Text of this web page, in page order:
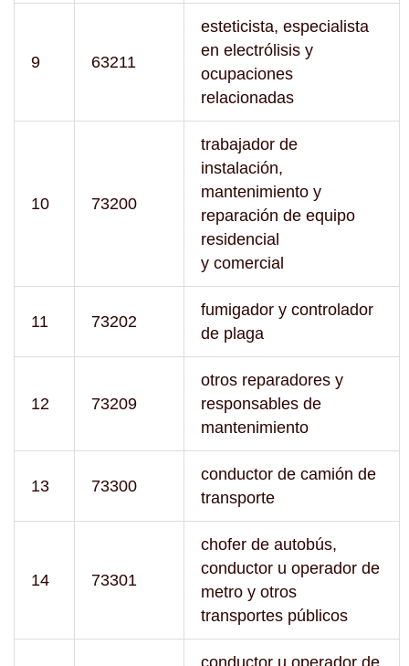
9 63211
esteticista, especialista
en electrólisis y
ocupaciones
relacionadas
10 73200
trabajador de
instalación,
mantenimiento y
reparación de equipo
residencial
y comercial
11 73202
fumigador y controlador
de plaga
12 73209
otros reparadores y
responsables de
mantenimiento
13 73300
conductor de camión de
transporte
14 73301
chofer de autobús,
conductor u operador de
metro y otros
transportes públicos
conductor u operador de